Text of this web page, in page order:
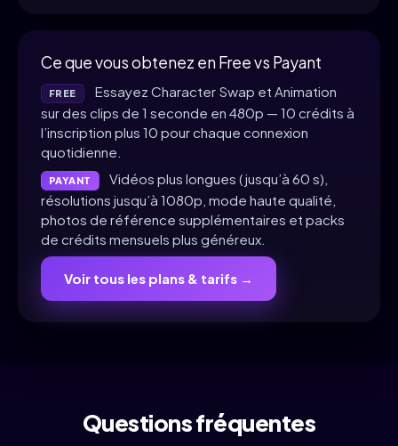
Ce que vous obtenez en Free vs Payant
FREE
Essayez Character Swap et Animation
sur des clips de 1 seconde en 480p — 10 crédits à
l’inscription plus 10 pour chaque connexion
quotidienne.
PAYANT
Vidéos plus longues (jusqu’à 60 s),
résolutions jusqu’à 1080p, mode haute qualité,
photos de référence supplémentaires et packs
de crédits mensuels plus généreux.
Voir tous les plans & tarifs →
Questions fréquentes